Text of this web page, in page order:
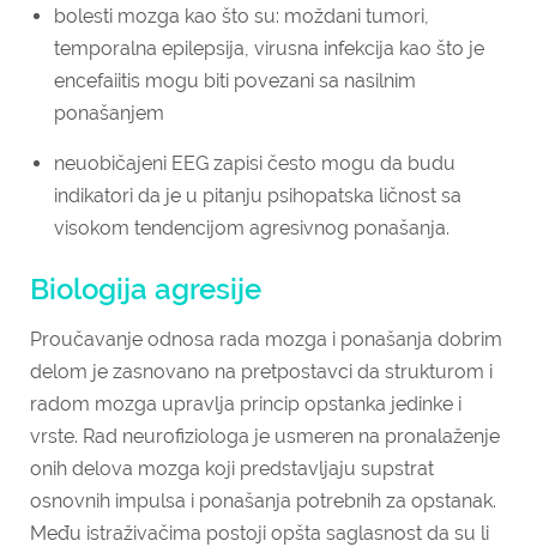
bolesti mozga kao što su: moždani tumori,
temporalna epilep­sija, virusna infekcija kao što je
encefaiitis mogu biti povezani sa nasilnim
ponašanjem
neuobičajeni EEG zapisi često mogu da budu
indikatori da je u pitanju psihopatska ličnost sa
visokom tendencijom agresivnog ponašanja.
Biologija agresije
Proučavanje odnosa rada mozga i ponašanja dobrim
delom je zasnovano na pretpostavci da strukturom i
radom mozga upravlja princip opstanka jedinke i
vrste. Rad neurofiziologa je usmeren na pronalaženje
onih delova mozga koji predstavljaju supstrat
osnovnih impulsa i ponašanja potrebnih za opstanak.
Među istraživačima postoji opšta saglasnost da su li